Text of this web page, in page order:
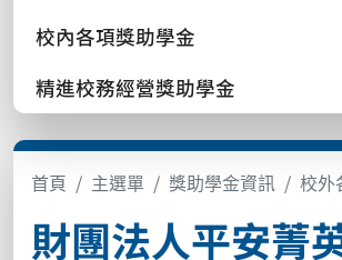
校內各項獎助學金
精進校務經營獎助學金
首頁 主選單 獎助學金資訊 校外
財團法人平安菁